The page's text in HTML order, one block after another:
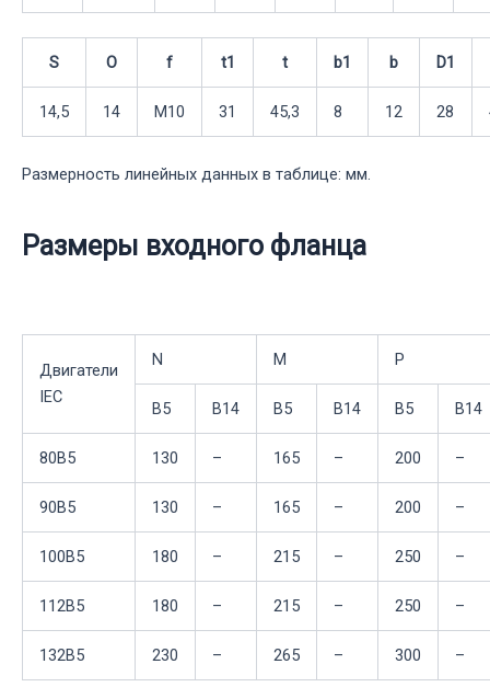
S O f t1 t b1 b D1
14,5 14 М10 31 45,3 8 12 28
Размерность линейных данных в таблице: мм.
Размеры входного фланца
Двигатели
IEC
N M P
B5 B14 B5 B14 B5 B14
80B5 130 – 165 – 200 –
90B5 130 – 165 – 200 –
100B5 180 – 215 – 250 –
112B5 180 – 215 – 250 –
132B5 230 – 265 – 300 –